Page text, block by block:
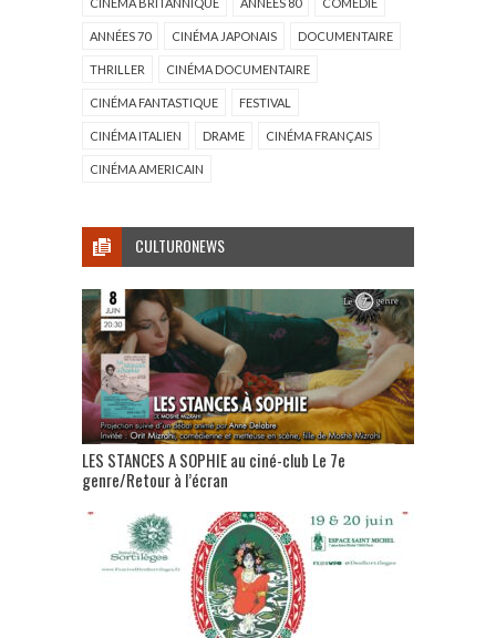
ANNÉES 70 CINÉMA JAPONAIS DOCUMENTAIRE
THRILLER CINÉMA DOCUMENTAIRE
CINÉMA FANTASTIQUE FESTIVAL
CINÉMA ITALIEN DRAME CINÉMA FRANÇAIS
CINÉMA AMERICAIN
CULTURONEWS
LES STANCES A SOPHIE au ciné-club Le 7e
genre/Retour à l’écran